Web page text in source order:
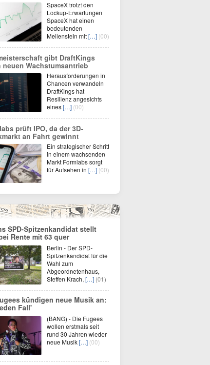
SpaceX trotzt den
Lockup-Erwartungen
SpaceX hat einen
bedeutenden
Meilenstein mit[…] (00)
gibt DraftKings
neuen Wachstumsantrieb
Herausforderungen in
Chancen verwandeln
DraftKings hat
Resilienz angesichts
eines[…] (00)
prüft IPO, da der 3D-
an Fahrt gewinnt
Ein strategischer Schritt
in einem wachsenden
Markt Formlabs sorgt
für Aufsehen in […] (00)
SPD-Spitzenkandidat stellt
Rente mit 63 quer
Berlin - Der SPD-
Spitzenkandidat für die
Wahl zum
Abgeordnetenhaus,
Steffen Krach, […] (01)
kündigen neue Musik an:
Fall'
(BANG) - Die Fugees
wollen erstmals seit
rund 30 Jahren wieder
neue Musik[…] (00)